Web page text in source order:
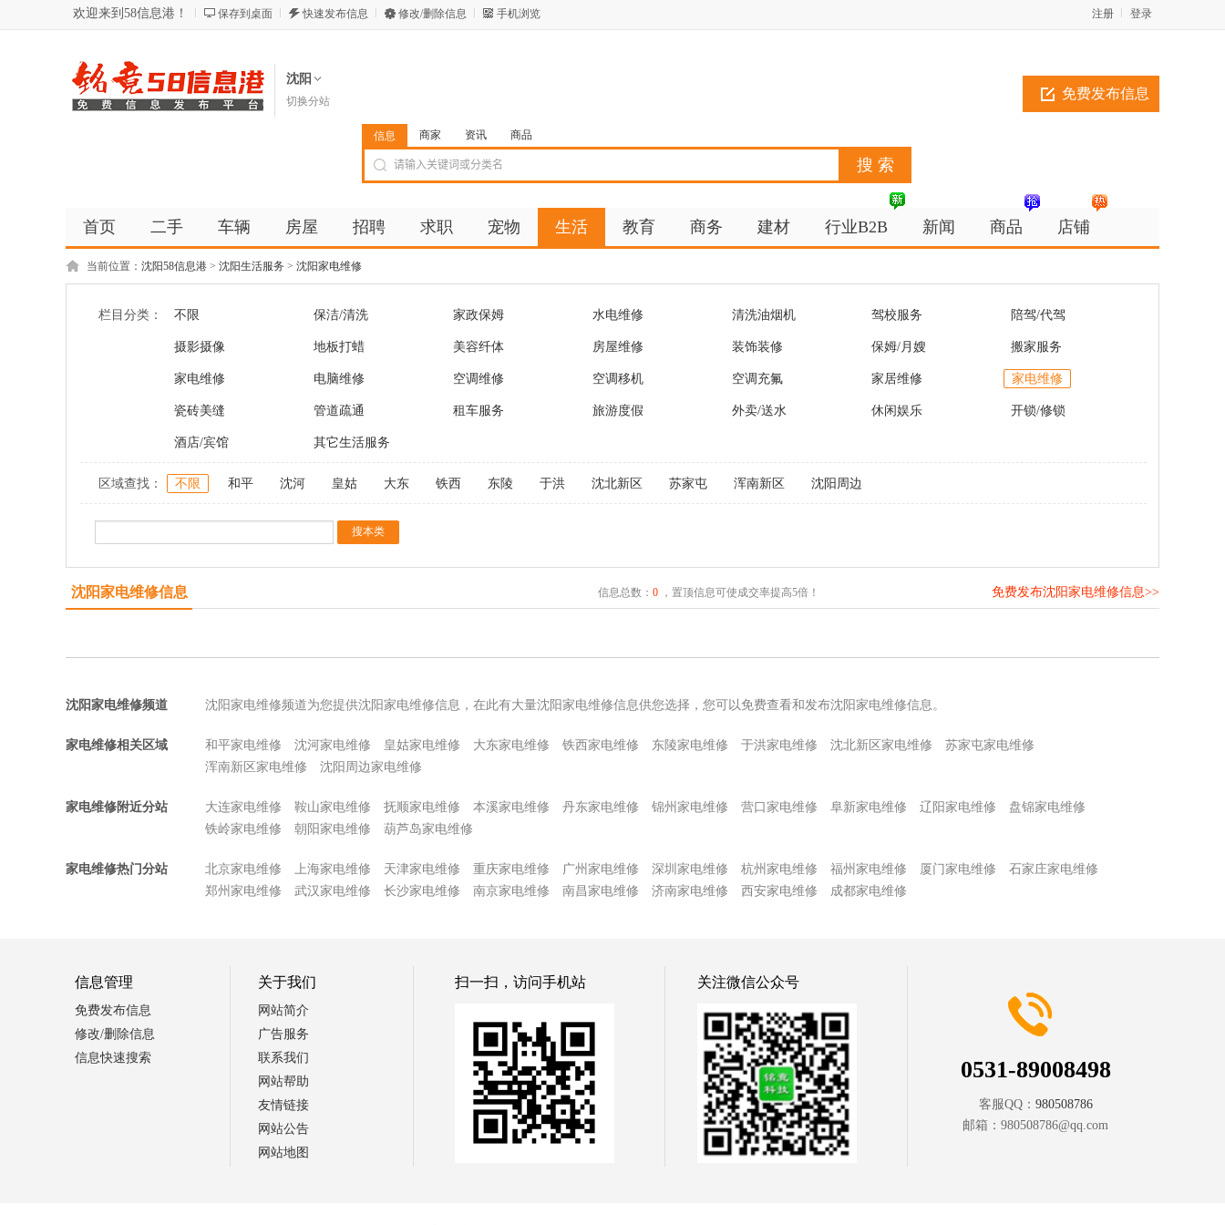
欢迎来到58信息港！ 保存到桌面 快速发布信息 修改/删除信息 手机浏览 登录
注册
沈阳
切换分站 免费发布信息
信息 商家 资讯 商品
首页 二手 车辆 房屋 招聘 求职 宠物 生活 教育 商务 建材 行业B2B 新闻 商品 店铺
当前位置： 沈阳58信息港 > 沈阳生活服务 > 沈阳家电维修
栏目分类： 不限 保洁/清洗 家政保姆 水电维修 清洗油烟机 驾校服务 陪驾/代驾
摄影摄像 地板打蜡 美容纤体 房屋维修 装饰装修 保姆/月嫂 搬家服务
家电维修 电脑维修 空调维修 空调移机 空调充氟 家居维修 家电维修
瓷砖美缝 管道疏通 租车服务 旅游度假 外卖/送水 休闲娱乐 开锁/修锁
酒店/宾馆 其它生活服务
区域查找： 不限 和平 沈河 皇姑 大东 铁西 东陵 于洪 沈北新区 苏家屯 浑南新区 沈阳周边
沈阳家电维修信息 信息总数： 0，置顶信息可使成交率提高5倍！ 免费发布沈阳家电维修信息>>
沈阳家电维修频道 沈阳家电维修频道为您提供沈阳家电维修信息，在此有大量沈阳家电维修信息供您选择，您可以免费查看和发布沈阳家电维修信息。
家电维修相关区域 和平家电维修 沈河家电维修 皇姑家电维修 大东家电维修 铁西家电维修 东陵家电维修 于洪家电维修 沈北新区家电维修
苏家屯家电维修
浑南新区家电维修
沈阳周边家电维修
家电维修附近分站 大连家电维修 鞍山家电维修 抚顺家电维修 本溪家电维修 丹东家电维修 锦州家电维修 营口家电维修 阜新家电维修 辽阳家电维修
盘锦家电维修
铁岭家电维修
朝阳家电维修 葫芦岛家电维修
家电维修热门分站 北京家电维修 上海家电维修 天津家电维修 重庆家电维修 广州家电维修 深圳家电维修 杭州家电维修 福州家电维修 厦门家电维修
石家庄家电维修
郑州家电维修
武汉家电维修 长沙家电维修 南京家电维修 南昌家电维修 济南家电维修 西安家电维修 成都家电维修
信息管理
免费发布信息
修改/删除信息
信息快速搜索
关于我们
网站简介
广告服务
联系我们
网站帮助
友情链接
网站公告
网站地图
扫一扫，访问手机站 关注微信公众号
0531-89008498
客服QQ： 980508786
邮箱： 980508786@qq.com